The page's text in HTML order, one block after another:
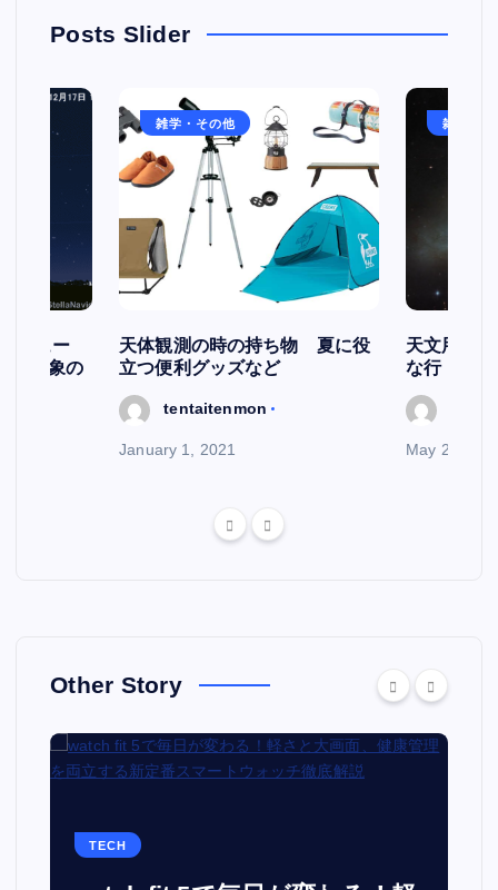
Posts Slider
ジュー
文現象の
雑学・その他
天体観測の時の持ち物 夏に役
立つ便利グッズなど
tentaitenmon
January 1, 2021
雑学・そ
天文用語
な行
May 29,
Other Story
TECH